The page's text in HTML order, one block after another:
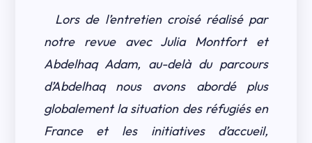
Lors de l’entretien croisé réalisé par
notre revue avec Julia Montfort et
Abdelhaq Adam, au-delà du parcours
d’Abdelhaq nous avons abordé plus
globalement la situation des réfugiés en
France et les initiatives d’accueil,